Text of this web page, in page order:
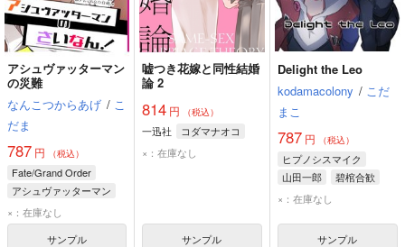
アシュヴァッターマン
の災難
なんこつからあげ / こ
だま
787 円 （税込）
Fate/Grand Order
アシュヴァッターマン
ドゥリーヨダナ
カルナ
×：在庫なし
サンプル
嘘つき花嫁と同性結婚
論 2
814 円 （税込）
一迅社
コダマナオコ
×：在庫なし
サンプル
Delight the Leo
kodamacolony / こだ
まこ
787円 （税込）
ヒプノシスマイク
山田一郎
碧棺合歓
波羅夷空却
×：在庫なし
サンプル